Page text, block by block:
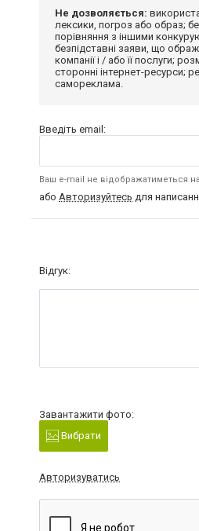
Не дозволяється:
лексики, погроз або образ;
порівняння з іншими
безпідставні заяви, що
компанії і / або її послуги;
сторонні інтернет-ресурси;
самореклама.
Введіть email:
Ваш e-mail не відображатиметься на
або Авторизуйтесь для
Відгук:
Завантажити фото:
Вибрати
Авторизуватись